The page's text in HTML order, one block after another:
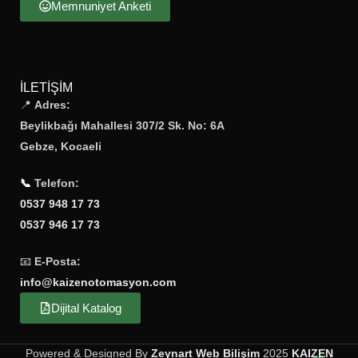
Memnuniyet Anketi
İLETIŞIM
📍 Adres:
Beylikbağı Mahallesi 307/2 Sk. No: 6A
Gebze, Kocaeli
📞 Telefon:
0537 948 17 73
0537 946 17 73
📧 E-Posta:
info@kaizenotomasyon.com
Dijital Katalog
Powered & Designed By Zeynart Web Bilişim 2025 KAIZEN